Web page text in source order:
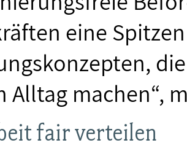
eine
Alltag machen“,
fair verteilen